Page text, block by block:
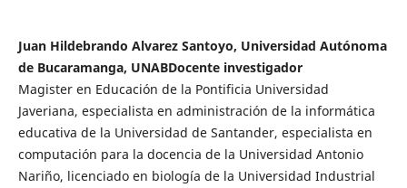
Juan Hildebrando Alvarez Santoyo, Universidad Autónoma
de Bucaramanga, UNABDocente investigador
Magister en Educación de la Pontificia Universidad
Javeriana, especialista en administración de la informática
educativa de la Universidad de Santander, especialista en
computación para la docencia de la Universidad Antonio
Nariño, licenciado en biología de la Universidad Industrial